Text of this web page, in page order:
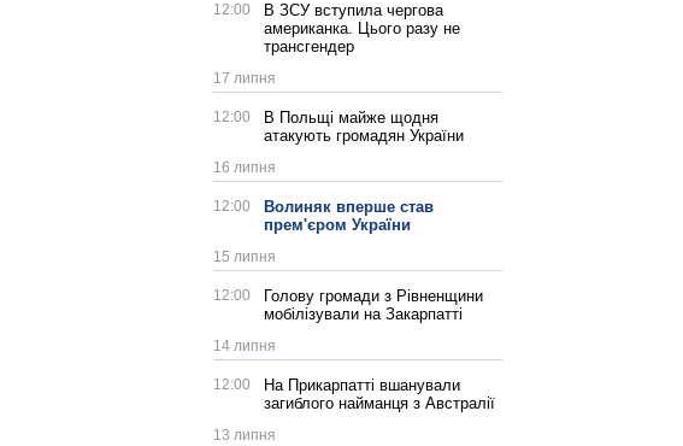
12:00
В ЗСУ вступила чергова
американка. Цього разу не
трансгендер
17 липня
12:00
В Польщі майже щодня
атакують громадян України
16 липня
12:00
Волиняк вперше став
прем'єром України
15 липня
12:00
Голову громади з Рівненщини
мобілізували на Закарпатті
14 липня
12:00
На Прикарпатті вшанували
загиблого найманця з Австралії
13 липня